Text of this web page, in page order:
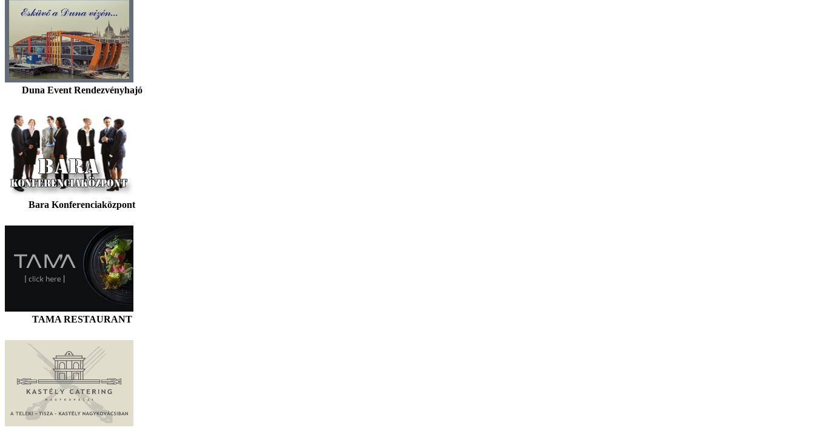
Duna Event Rendezvényhajó
Bara Konferenciaközpont
TAMA RESTAURANT